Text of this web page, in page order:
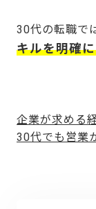
30代の転職で
キルを明確
企業が求める
30代でも営業